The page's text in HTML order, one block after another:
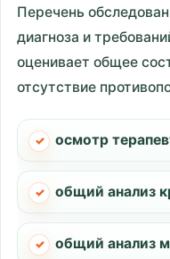
Перечень
диагноза и
оценивает общее
отсутствие
осмотр
общий анализ
общий анализ